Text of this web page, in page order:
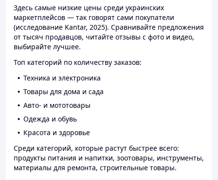
Здесь самые низкие цены среди украинских
маркетплейсов — так говорят сами покупатели
(исследование Kantar, 2025). Сравнивайте предложения
от тысяч продавцов, читайте отзывы с фото и видео,
выбирайте лучшее.
Топ категорий по количеству заказов:
Техника и электроника
Товары для дома и сада
Авто- и мототовары
Одежда и обувь
Красота и здоровье
Среди категорий, которые растут быстрее всего:
продукты питания и напитки, зоотовары, инструменты,
материалы для ремонта, строительные товары.